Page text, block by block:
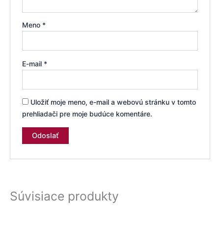
Meno *
E-mail *
Uložiť moje meno, e-mail a webovú stránku v tomto
prehliadači pre moje budúce komentáre.
Súvisiace produkty